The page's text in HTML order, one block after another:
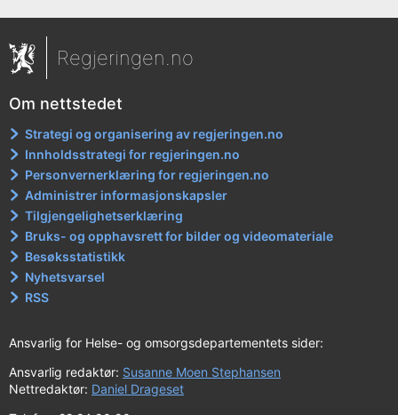
Regjeringen.no
Om nettstedet
Strategi og organisering av regjeringen.no
Innholdsstrategi for regjeringen.no
Personvernerklæring for regjeringen.no
Administrer informasjonskapsler
Tilgjengelighetserklæring
Bruks- og opphavsrett for bilder og videomateriale
Besøksstatistikk
Nyhetsvarsel
RSS
Ansvarlig for Helse- og omsorgsdepartementets sider:
Ansvarlig redaktør: Susanne Moen Stephansen
Nettredaktør: Daniel Drageset